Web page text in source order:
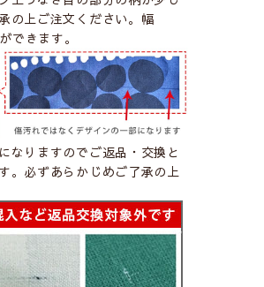
の上ご注文ください。幅
できます。
なりますのでご返品・交換と
。必ずあらかじめご了承の上